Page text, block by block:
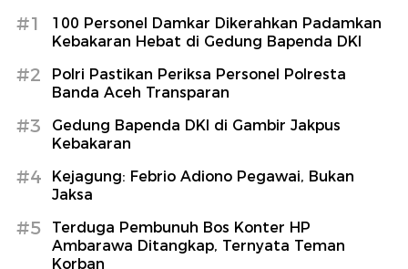
#1
100 Personel Damkar Dikerahkan Padamkan
Kebakaran Hebat di Gedung Bapenda DKI
#2
Polri Pastikan Periksa Personel Polresta
Banda Aceh Transparan
#3
Gedung Bapenda DKI di Gambir Jakpus
Kebakaran
#4
Kejagung: Febrio Adiono Pegawai, Bukan
Jaksa
#5
Terduga Pembunuh Bos Konter HP
Ambarawa Ditangkap, Ternyata Teman
Korban